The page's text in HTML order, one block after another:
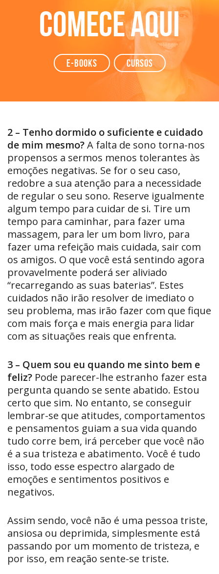
Comece aqui
e-books Cursos
2 – Tenho dormido o suficiente e cuidado
de mim mesmo?A falta de sono torna-nos
propensos a sermos menos tolerantes às
emoções negativas. Se for o seu caso,
redobre a sua atenção para a necessidade
de regular o seu sono. Reserve igualmente
algum tempo para cuidar de si. Tire um
tempo para caminhar, para fazer uma
massagem, para ler um bom livro, para
fazer uma refeição mais cuidada, sair com
os amigos. O que você está sentindo agora
provavelmente poderá ser aliviado
“recarregando as suas baterias”. Estes
cuidados não irão resolver de imediato o
seu problema, mas irão fazer com que fique
com mais força e mais energia para lidar
com as situações reais que enfrenta.
3 – Quem sou eu quando me sinto bem e
feliz? Pode parecer-lhe estranho fazer esta
pergunta quando se sente abatido. Estou
certo que sim. No entanto, se conseguir
lembrar-se que atitudes, comportamentos
e pensamentos guiam a sua vida quando
tudo corre bem, irá perceber que você não
é a sua tristeza e abatimento. Você é tudo
isso, todo esse espectro alargado de
emoções e sentimentos positivos e
negativos.
Assim sendo, você não é uma pessoa triste,
ansiosa ou deprimida, simplesmente está
passando por um momento de tristeza, e
por isso, em reação sente-se triste.